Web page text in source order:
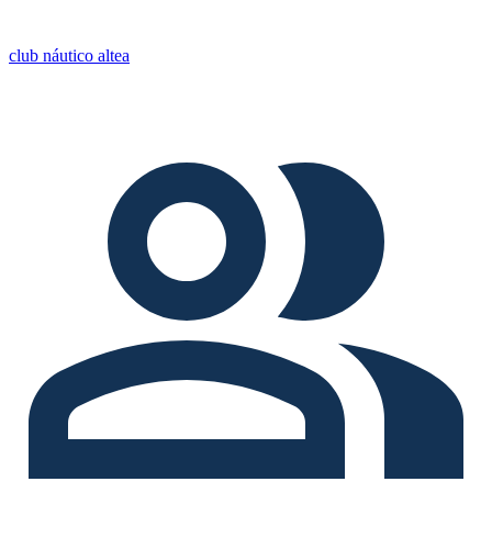
club náutico altea